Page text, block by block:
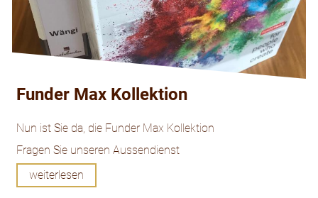
Funder Max Kollektion
Nun ist Sie da, die Funder Max Kollektion
Fragen Sie unseren Aussendienst
weiterlesen